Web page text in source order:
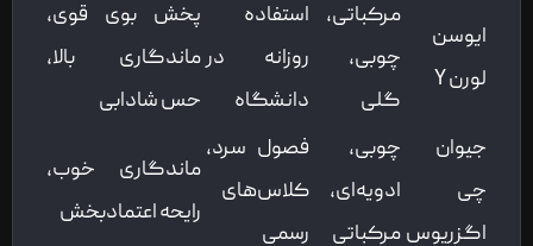
ایوسن
لورن Y
مرکباتی،
چوبی،
گلی
استفاده
روزانه در
دانشگاه
پخش بوی قوی،
ماندگاری بالا،
حس شادابی
جیوان
چی
اگزریوس
چوبی،
ادویه‌ای،
مرکباتی
فصول سرد،
کلاس‌های
رسمی
ماندگاری خوب،
رایحه اعتمادبخش